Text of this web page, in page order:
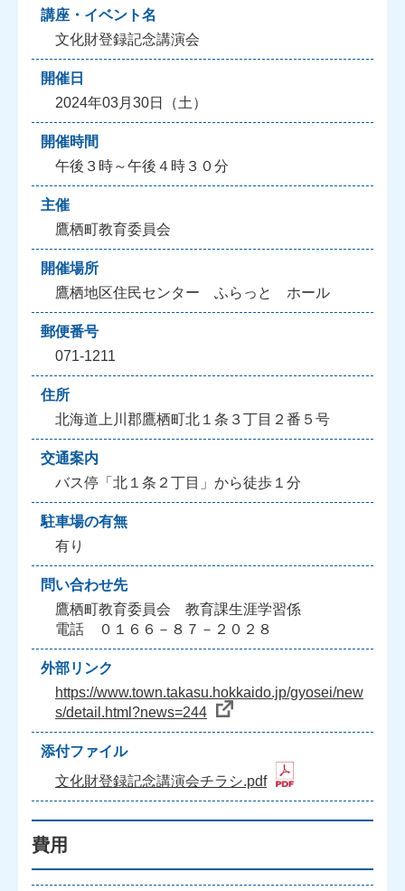
講座・イベント名
文化財登録記念講演会
開催日
2024年03月30日（土）
開催時間
午後３時～午後４時３０分
主催
鷹栖町教育委員会
開催場所
鷹栖地区住民センター ふらっと ホール
郵便番号
071-1211
住所
北海道上川郡鷹栖町北１条３丁目２番５号
交通案内
バス停「北１条２丁目」から徒歩１分
駐車場の有無
有り
問い合わせ先
鷹栖町教育委員会 教育課生涯学習係
電話 ０１６６－８７－２０２８
外部リンク
https://www.town.takasu.hokkaido.jp/gyosei/new
s/detail.html?news=244
添付ファイル
文化財登録記念講演会チラシ.pdf
費用